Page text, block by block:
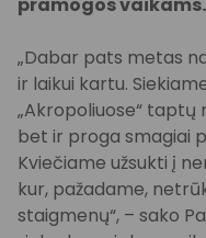
„Dabar pats metas
ir laikui kartu.
„Akropoliuose“ taptų
bet ir proga smagiai
Kviečiame užsukti į
kur, pažadame,
staigmenų“, – sako